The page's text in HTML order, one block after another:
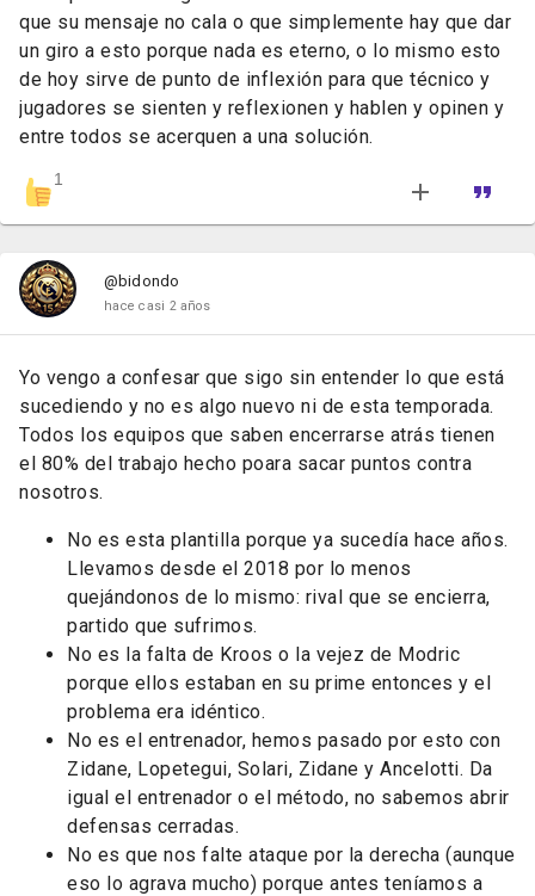
que su mensaje no cala o que simplemente hay que dar
un giro a esto porque nada es eterno, o lo mismo esto
de hoy sirve de punto de inflexión para que técnico y
jugadores se sienten y reflexionen y hablen y opinen y
entre todos se acerquen a una solución.
1
@bidondo
hace casi 2 años
Yo vengo a confesar que sigo sin entender lo que está
sucediendo y no es algo nuevo ni de esta temporada.
Todos los equipos que saben encerrarse atrás tienen
el 80% del trabajo hecho poara sacar puntos contra
nosotros.
No es esta plantilla porque ya sucedía hace años.
Llevamos desde el 2018 por lo menos
quejándonos de lo mismo: rival que se encierra,
partido que sufrimos.
No es la falta de Kroos o la vejez de Modric
porque ellos estaban en su prime entonces y el
problema era idéntico.
No es el entrenador, hemos pasado por esto con
Zidane, Lopetegui, Solari, Zidane y Ancelotti. Da
igual el entrenador o el método, no sabemos abrir
defensas cerradas.
No es que nos falte ataque por la derecha (aunque
eso lo agrava mucho) porque antes teníamos a